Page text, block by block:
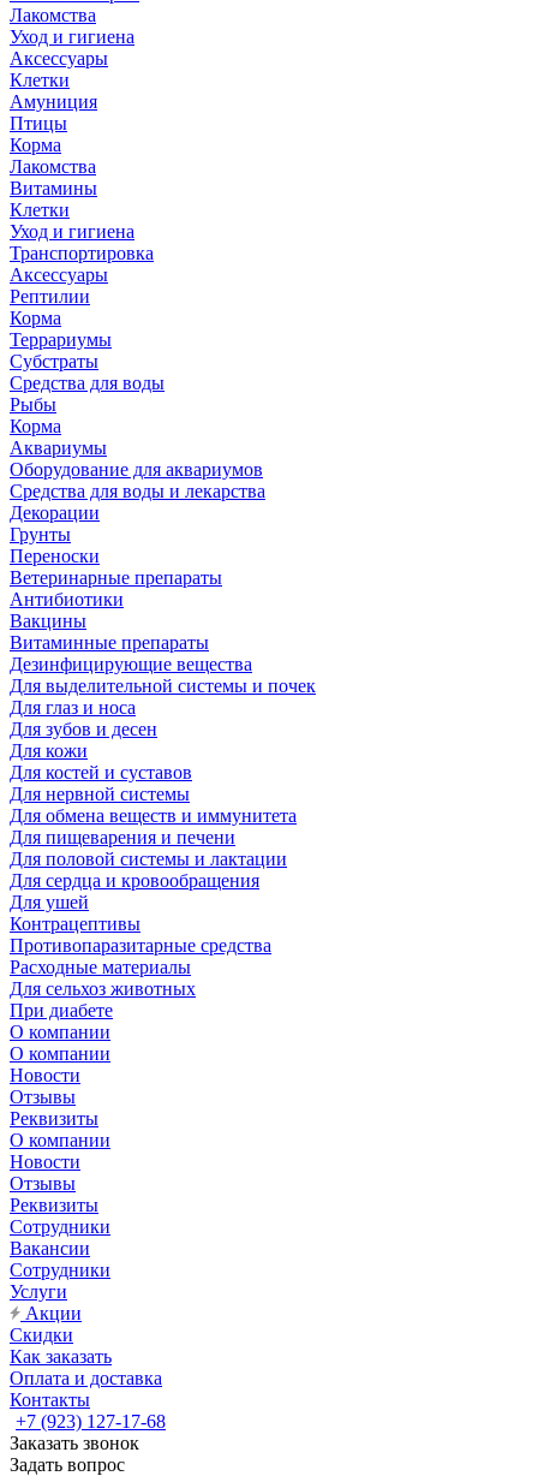
Лакомства
Уход и гигиена
Аксессуары
Клетки
Амуниция
Птицы
Корма
Лакомства
Витамины
Клетки
Уход и гигиена
Транспортировка
Аксессуары
Рептилии
Корма
Террариумы
Субстраты
Средства для воды
Рыбы
Корма
Аквариумы
Оборудование для аквариумов
Средства для воды и лекарства
Декорации
Грунты
Переноски
Ветеринарные препараты
Антибиотики
Вакцины
Витаминные препараты
Дезинфицирующие вещества
Для выделительной системы и почек
Для глаз и носа
Для зубов и десен
Для кожи
Для костей и суставов
Для нервной системы
Для обмена веществ и иммунитета
Для пищеварения и печени
Для половой системы и лактации
Для сердца и кровообращения
Для ушей
Контрацептивы
Противопаразитарные средства
Расходные материалы
Для сельхоз животных
При диабете
О компании
О компании
Новости
Отзывы
Реквизиты
О компании
Новости
Отзывы
Реквизиты
Сотрудники
Вакансии
Сотрудники
Услуги
Акции
Скидки
Как заказать
Оплата и доставка
Контакты
+7 (923) 127-17-68
Заказать звонок
Задать вопрос